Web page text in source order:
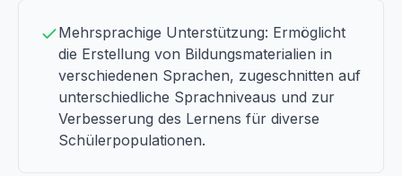
Mehrsprachige Unterstützung: Ermöglicht
die Erstellung von Bildungsmaterialien in
verschiedenen Sprachen, zugeschnitten auf
unterschiedliche Sprachniveaus und zur
Verbesserung des Lernens für diverse
Schülerpopulationen.